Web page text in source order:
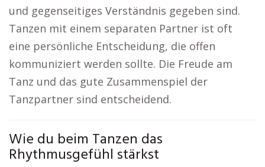
und gegenseitiges Verständnis gegeben sind.
Tanzen mit einem separaten Partner ist oft
eine persönliche Entscheidung, die offen
kommuniziert werden sollte. Die Freude am
Tanz und das gute Zusammenspiel der
Tanzpartner sind entscheidend.
Wie du beim Tanzen das
Rhythmusgefühl stärkst